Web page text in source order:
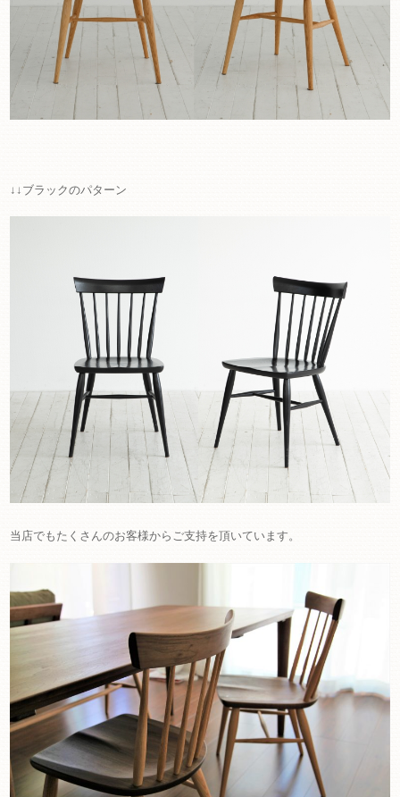
↓↓ブラックのパターン
当店でもたくさんのお客様からご支持を頂いています。